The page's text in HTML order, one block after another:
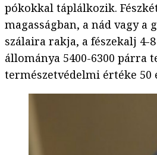
pókokkal táplálkozik.
magasságban, a nád vagy a
szálaira rakja, a fészekalj 4-
állománya 5400-6300 párra
természetvédelmi értéke 50